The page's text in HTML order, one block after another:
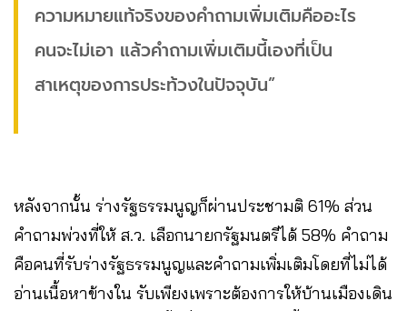
ความหมายแท้จริงของคำถามเพิ่มเติมคืออะไร
คนจะไม่เอา แล้วคำถามเพิ่มเติมนี้เองที่เป็น
สาเหตุของการประท้วงในปัจจุบัน”
หลังจากนั้น ร่างรัฐธรรมนูญก็ผ่านประชามติ 61% ส่วน
คำถามพ่วงที่ให้ ส.ว. เลือกนายกรัฐมนตรีได้ 58% คำถาม
คือคนที่รับร่างรัฐธรรมนูญและคำถามเพิ่มเติมโดยที่ไม่ได้
อ่านเนื้อหาข้างใน รับเพียงเพราะต้องการให้บ้านเมืองเดิน